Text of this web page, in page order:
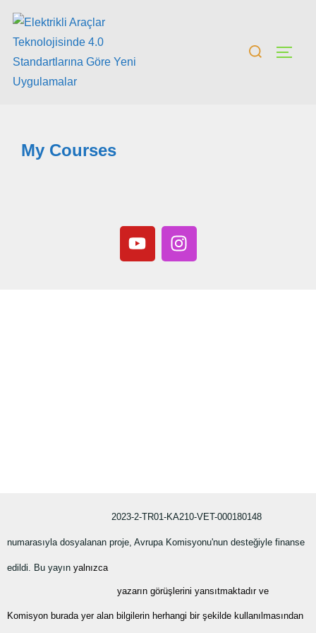
My Courses
2023-2-TR01-KA210-VET-000180148
numarasıyla dosyalanan proje, Avrupa Komisyonu'nun desteğiyle finanse
edildi. Bu yayın yalnızca
yazarın görüşlerini yansıtmaktadır ve
Komisyon burada yer alan bilgilerin herhangi bir şekilde kullanılmasından